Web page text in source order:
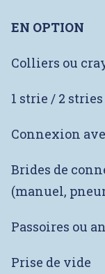
EN OPTION
Colliers ou
1 strie / 2
Connexion
Brides de
(manuel,
Passoires ou
Prise de vide